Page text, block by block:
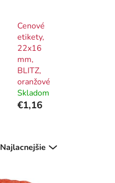
Cenové
etikety,
22x16
mm,
BLITZ,
oranžové
Skladom
€1,16
Najlacnejšie